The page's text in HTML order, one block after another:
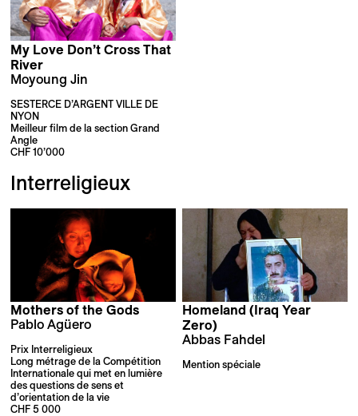
My Love Don’t Cross That
River
Moyoung Jin
SESTERCE D’ARGENT VILLE DE
NYON
Meilleur film de la section Grand
Angle
CHF 10’000
Interreligieux
Mothers of the Gods
Pablo Agüero
Prix Interreligieux
Long métrage de la Compétition
Internationale qui met en lumière
des questions de sens et
d’orientation de la vie
CHF 5 000
Homeland (Iraq Year
Zero)
Abbas Fahdel
Mention spéciale